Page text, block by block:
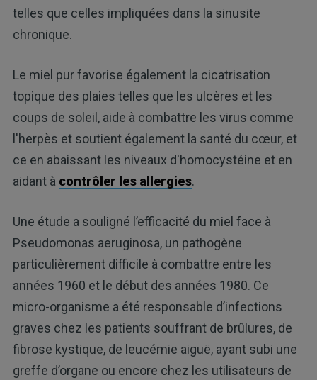
telles que celles impliquées dans la sinusite
chronique.
Le miel pur favorise également la cicatrisation
topique des plaies telles que les ulcères et les
coups de soleil, aide à combattre les virus comme
l'herpès et soutient également la santé du cœur, et
ce en abaissant les niveaux d'homocystéine et en
aidant à contrôler les allergies.
Une étude a souligné l’efficacité du miel face à
Pseudomonas aeruginosa, un pathogène
particulièrement difficile à combattre entre les
années 1960 et le début des années 1980. Ce
micro-organisme a été responsable d’infections
graves chez les patients souffrant de brûlures, de
fibrose kystique, de leucémie aiguë, ayant subi une
greffe d’organe ou encore chez les utilisateurs de